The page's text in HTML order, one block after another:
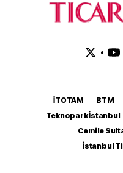
•
İTOTAM BTM
Teknopark İstanbul
Cemile
İstanbul